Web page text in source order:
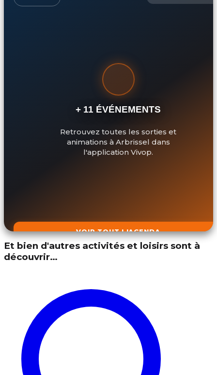
+ 11 ÉVÉNEMENTS
Retrouvez toutes les sorties et
animations à Arbrissel dans
l'application Vivop.
VOIR TOUT L'AGENDA
Et bien d'autres activités et loisirs sont à
découvrir…